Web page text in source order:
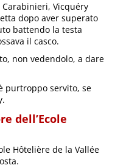
Vicquéry
dopo aver superato
battendo la testa
il casco.
non vedendolo, a dare
purtroppo servito, se
dell’Ecole
Hôtelière de la Vallée